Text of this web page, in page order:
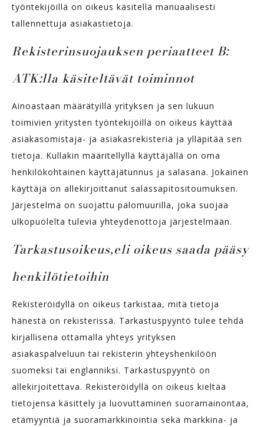
työntekijöillä on oikeus käsitellä manuaalisesti
tallennettuja asiakastietoja.
Rekisterinsuojauksen periaatteet B:
ATK:lla käsiteltävät toiminnot
Ainoastaan määrätyillä yrityksen ja sen lukuun
toimivien yritysten työntekijöillä on oikeus käyttää
asiakasomistaja- ja asiakasrekisteriä ja ylläpitää sen
tietoja. Kullakin määritellyllä käyttäjällä on oma
henkilökohtainen käyttäjätunnus ja salasana. Jokainen
käyttäjä on allekirjoittanut salassapitositoumuksen.
Järjestelmä on suojattu palomuurilla, joka suojaa
ulkopuolelta tulevia yhteydenottoja järjestelmään.
Tarkastusoikeus,eli oikeus saada pääsy
henkilötietoihin
Rekisteröidyllä on oikeus tarkistaa, mitä tietoja
hänestä on rekisterissä. Tarkastuspyyntö tulee tehdä
kirjallisena ottamalla yhteys yrityksen
asiakaspalveluun tai rekisterin yhteyshenkilöön
suomeksi tai englanniksi. Tarkastuspyyntö on
allekirjoitettava. Rekisteröidyllä on oikeus kieltää
tietojensa käsittely ja luovuttaminen suoramainontaa,
etämyyntiä ja suoramarkkinointia sekä markkina- ja